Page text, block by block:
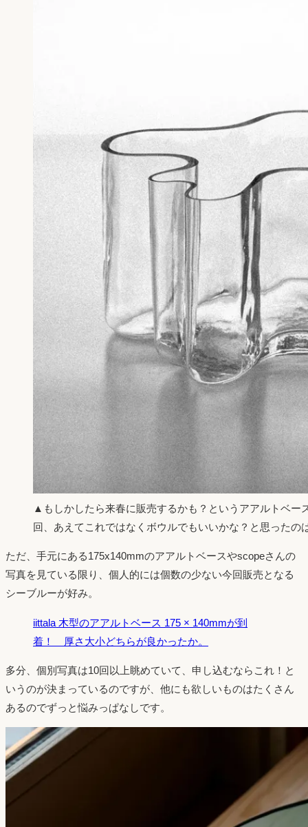
▲もしかしたら来春に販売するかも？というアアルトベ
回、あえてこれではなくボウルでもいいかな？と思った
ただ、手元にある175x140mmのアアルトベースやscopeさんの
写真を見ている限り、個人的には個数の少ない今回販売となる
シーブルーが好み。
iittala 木型のアアルトベース 175 × 140mmが到
着！ 厚さ大小どちらが良かったか。
多分、個別写真は10回以上眺めていて、申し込むならこれ！と
いうのが決まっているのですが、他にも欲しいものはたくさん
あるのでずっと悩みっぱなしです。